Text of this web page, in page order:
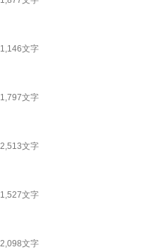
1,146文字
1,797文字
2,513文字
1,527文字
2,098文字